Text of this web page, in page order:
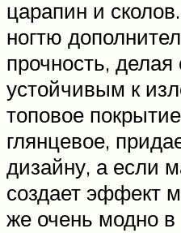
царапин и
ногтю
прочность, делая
устойчивым к
топовое
глянцевое,
дизайну, а если
создает эффект
же очень модно в